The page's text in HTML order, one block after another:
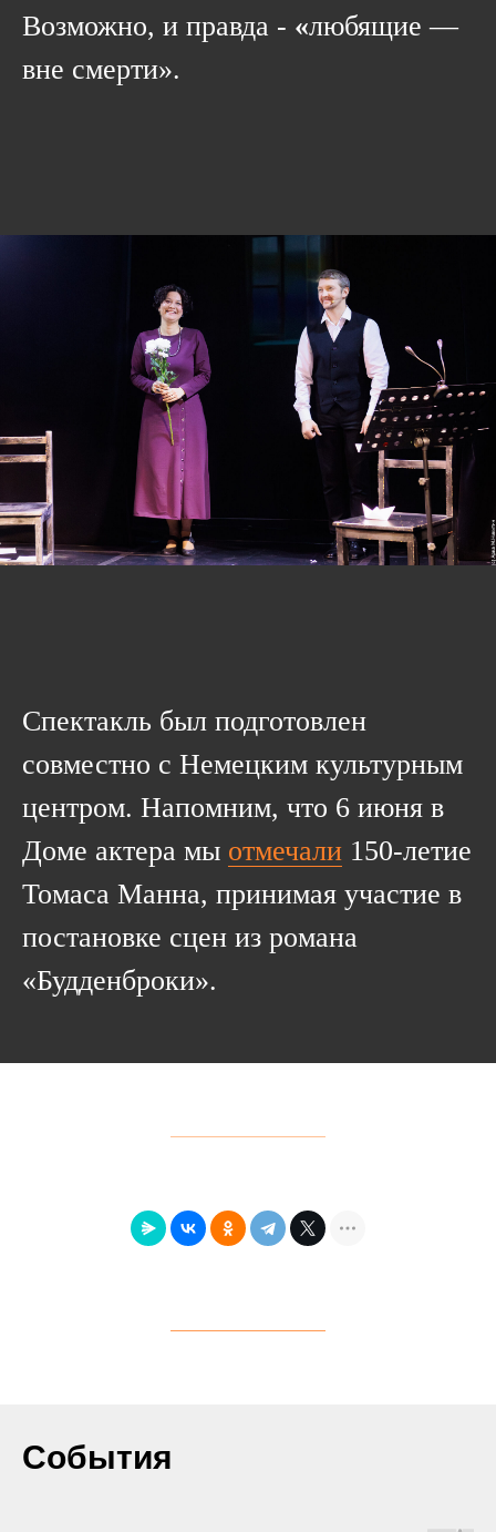
Возможно, и правда - «любящие —
вне смерти».
Спектакль был подготовлен
совместно с Немецким культурным
центром. Напомним, что 6 июня в
Доме актера мы отмечали 150-летие
Томаса Манна, принимая участие в
постановке сцен из романа
«Будденброки».
События